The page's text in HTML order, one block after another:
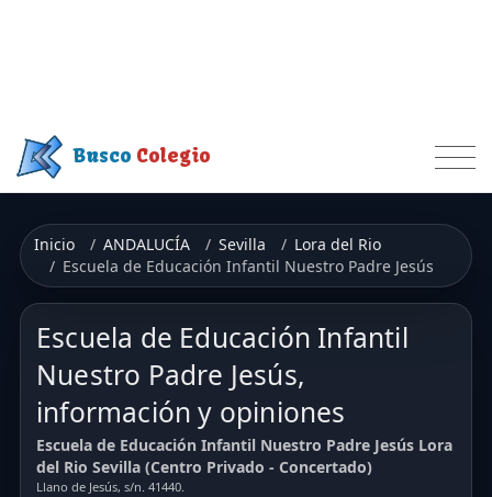
Busco Colegio
Inicio ANDALUCÍA Sevilla
Lora del Rio
Escuela de Educación Infantil Nuestro Padre Jesús
Escuela de Educación Infantil
Nuestro Padre Jesús,
información y opiniones
Escuela de Educación Infantil Nuestro Padre Jesús Lora
del Rio Sevilla (Centro Privado - Concertado)
Llano de Jesús, s/n. 41440.